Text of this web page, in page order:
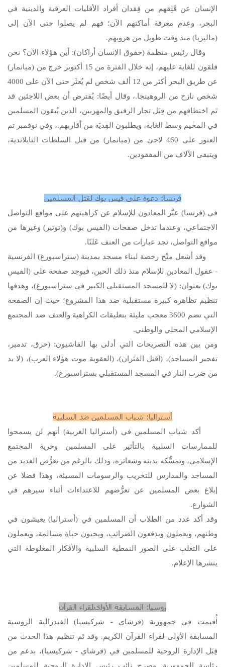
الإنسان عن قَلِقهم من فِقدان أفراد الأقليات العرقية والدينية في
البحر، وعدم معرفة أماكنهم الآن؛ فهم لم يصلوا حتى الآن إلى
(ماليزيا) منذ وقت طويل من هروبهم.
وقال رئيس منظمة (حقوق الإنسان أراكان): أين هؤلاء الآن؟ نحن
قلقون للغاية عليهم، إنه خلال الفترة من 15 أكتوبر خرج من (ميانمار)
عن طريق البحر أكثر من 12 ألف شخص لم يُعثَر حتى الآن على 4000
شخص نازح من الروهينجا.، وقال أيضًا: يُفترض أن بعض اللاجئين قد
تَم اختطافهم من قِبَل تجار الرقيق والمهربين، الذين يُبقون المسلمين
في المخيم وسط الغابة، ويطلبون الفِديَة من أقاربهم.، وفي نوفمبر تم
العثور على 460 لاجئ من (ميانمار) من قبل السلطات التايلاندية،
ويتبقى الآلاف من المفقودين.
فرنسا: دعوة على فيس بوك لقتل المسلمين
في (فرنسا) عبَّر المعادون للإسلام عن كراهيتهم على مواقع التواصل
الاجتماعي، وعندما تدخل صفحات (الفيس بوك) و(توتير) وغيرها من
مواقع التواصل، تجد عبارات من العنف عَلنًا.
وقد أشعل منْح رخصة لبناء مسجد بمدينة (ستراسبورغ) الفرنسية
- عقول المعادين للإسلام منذ ذلك الحين، فيوجد صفحة على (الفيس
بوك) بعنوان: (لا للمسجد المستقبلي الكبير في ستراسبورغ)، وهدفها
تنظيم تظاهرة كبيرة مستقبلية ضد هذا المشروع؛ حيث إن الصفحة
التي تضم 3600 معجب مليئة بتعليقات الكراهية والعنف ضد المجتمع
الإسلامي المحلي والوطني.
ومن بين هذه التصريحات التي أدلى بها الفاشيون: (حرق، تدمير،
تفجير المساجد)، (اقتل الفئران)، (العقوبة موت هؤلاء العرب)، (لا بد
من ضرب النار في المسجد المستقبلي بستراسبورغ).
أستراليا: شباب المسلمين ضد السلبية
أكد شباب المسلمين في (أستراليا الغربية) أنهم لن يسمحوا
للممارسات السلبية بالتأثير على المسلمين وحرية المجتمع
الإسلامي، وتمسُّكه بدينه وشعائره، وذلك بالرغم من تعرُّض العديد من
المساجد والمدارس للتخريب والرسومات المسيئة، وهذا فضلا عن
إبلاغ بعض المسلمين عن تعرُّضهم للاعتداءات أثناء سيرهم في
الشوارع.
وقد أكد عدد من الطلاب أن المسلمين في (أستراليا) يعيشون في
وطنهم، ويعملون ويدفعون الضرائب، ويحيون حياة مسالمة، ويعملون
على التغلب على الصور النمطية السلبية والأفكار المغلوطة التي
ينشرها الإعلام.
روسيا: المسابقة الأولىلقراء القرآن
أُقيمت في جمهورية (قرشاي - شركيسيا) الفيدرالية الروسية
المسابقة الأولى لقراء القرآن الكريم. وقد تَم تنظيم هذا الحدث من
قِبَل الإدارة الروحية للمسلمين في (قرشاي - شركيسيا)، بدعم من
رئاسة الجمهورية. وصرح نائب رئيس الإدارة الروحية للمسلمين